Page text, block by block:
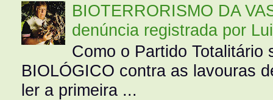
BIOTERRORISMO DA
denúncia registrada por
Como o Partido Totalitário
BIOLÓGICO contra as lavouras
ler a primeira ...